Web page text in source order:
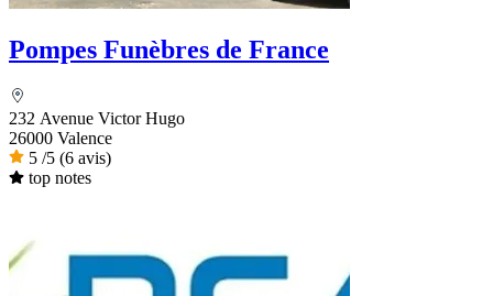
Pompes Funèbres de France
232 Avenue Victor Hugo
26000 Valence
5 /5 (6 avis)
top notes